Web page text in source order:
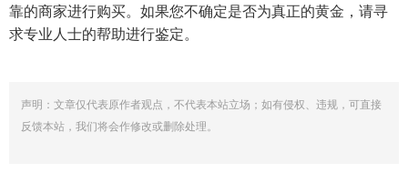
靠的商家进行购买。如果您不确定是否为真正的黄金，请寻
求专业人士的帮助进行鉴定。
声明：文章仅代表原作者观点，不代表本站立场；如有侵权、违规，可直接
反馈本站，我们将会作修改或删除处理。